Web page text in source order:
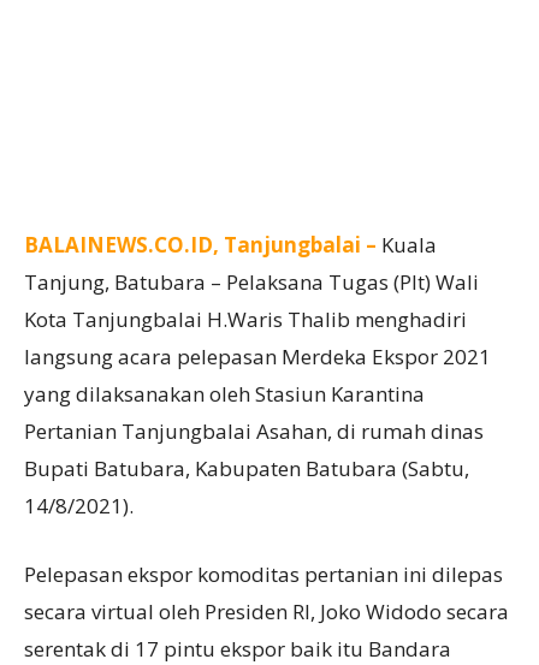
BALAINEWS.CO.ID, Tanjungbalai – Kuala
Tanjung, Batubara – Pelaksana Tugas (Plt) Wali
Kota Tanjungbalai H.Waris Thalib menghadiri
langsung acara pelepasan Merdeka Ekspor 2021
yang dilaksanakan oleh Stasiun Karantina
Pertanian Tanjungbalai Asahan, di rumah dinas
Bupati Batubara, Kabupaten Batubara (Sabtu,
14/8/2021).
Pelepasan ekspor komoditas pertanian ini dilepas
secara virtual oleh Presiden RI, Joko Widodo secara
serentak di 17 pintu ekspor baik itu Bandara